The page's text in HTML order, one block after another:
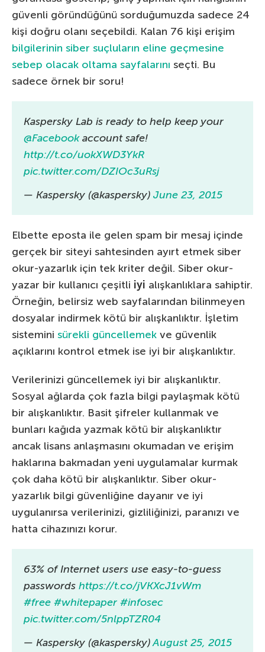
güvenli göründüğünü sorduğumuzda sadece 24
kişi doğru olanı seçebildi. Kalan 76 kişi erişim
bilgilerinin siber suçluların eline geçmesine
sebep olacak oltama sayfalarını seçti. Bu
sadece örnek bir soru!
Kaspersky Lab is ready to help keep your
@Facebookaccount safe!
http://t.co/uokXWD3YkR
pic.twitter.com/DZIOc3uRsj
— Kaspersky (@kaspersky) June 23, 2015
Elbette eposta ile gelen spam bir mesaj içinde
gerçek bir siteyi sahtesinden ayırt etmek siber
okur-yazarlık için tek kriter değil. Siber okur-
yazar bir kullanıcı çeşitli iyi alışkanlıklara sahiptir.
Örneğin, belirsiz web sayfalarından bilinmeyen
dosyalar indirmek kötü bir alışkanlıktır. İşletim
sistemini sürekli güncellemek ve güvenlik
açıklarını kontrol etmek ise iyi bir alışkanlıktır.
Verilerinizi güncellemek iyi bir alışkanlıktır.
Sosyal ağlarda çok fazla bilgi paylaşmak kötü
bir alışkanlıktır. Basit şifreler kullanmak ve
bunları kağıda yazmak kötü bir alışkanlıktır
ancak lisans anlaşmasını okumadan ve erişim
haklarına bakmadan yeni uygulamalar kurmak
çok daha kötü bir alışkanlıktır. Siber okur-
yazarlık bilgi güvenliğine dayanır ve iyi
uygulanırsa verilerinizi, gizliliğinizi, paranızı ve
hatta cihazınızı korur.
63% of Internet users use easy-to-guess
passwords https://t.co/jVKXcJ1vWm
#free #whitepaper #infosec
pic.twitter.com/5nlppTZR04
— Kaspersky (@kaspersky)August 25, 2015